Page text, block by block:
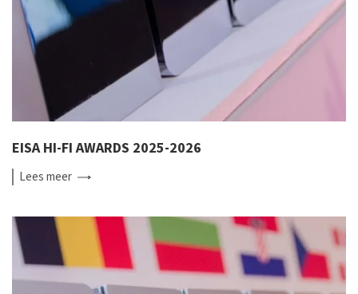
EISA HI-FI AWARDS 2025-2026
Leesmeer